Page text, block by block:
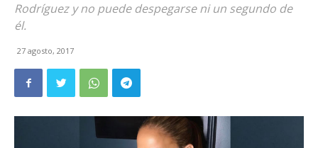
Rodríguez y no puede despegarse ni un segundo de
él.
27 agosto, 2017